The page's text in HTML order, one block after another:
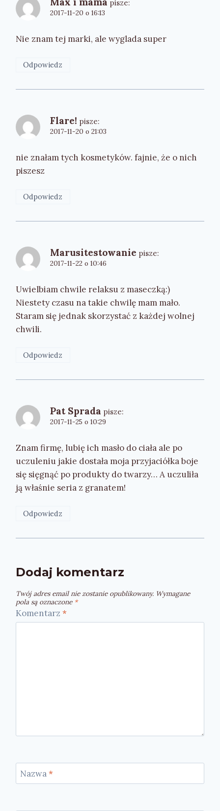
pisze:
2017-11-20 o 16:13
Nie znam tej marki, ale wyglada super
Odpowiedz
Flare! pisze:
2017-11-20 o 21:03
nie znałam tych kosmetyków. fajnie, że o nich
piszesz
Odpowiedz
Marusitestowanie pisze:
2017-11-22 o 10:46
Uwielbiam chwile relaksu z maseczką:)
Niestety czasu na takie chwilę mam mało.
Staram się jednak skorzystać z każdej wolnej
chwili.
Odpowiedz
Pat Sprada pisze:
2017-11-25 o 10:29
Znam firmę, lubię ich masło do ciała ale po
uczuleniu jakie dostała moja przyjaciółka boje
się sięgnąć po produkty do twarzy… A uczuliła
ją właśnie seria z granatem!
Odpowiedz
Dodaj komentarz
Twój adres email nie zostanie opublikowany. Wymagane
pola są oznaczone *
Komentarz *
Nazwa*